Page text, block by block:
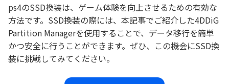
ps4のSSD換装は、ゲーム体験を向上させるための有効な
方法です。SSD換装の際には、本記事でご紹介した4DDiG
Partition Managerを使用することで、データ移行を簡単
かつ安全に行うことができます。ぜひ、この機会にSSD換
装に挑戦してみてください。